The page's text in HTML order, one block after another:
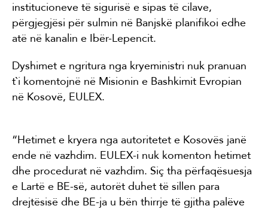
institucioneve të sigurisë e sipas të cilave,
përgjegjësi për sulmin në Banjskë planifikoi edhe
atë në kanalin e Ibër-Lepencit.
Dyshimet e ngritura nga kryeministri nuk pranuan
t`i komentojnë në Misionin e Bashkimit Evropian
në Kosovë, EULEX.
“Hetimet e kryera nga autoritetet e Kosovës janë
ende në vazhdim. EULEX-i nuk komenton hetimet
dhe procedurat në vazhdim. Siç tha përfaqësuesja
e Lartë e BE-së, autorët duhet të sillen para
drejtësisë dhe BE-ja u bën thirrje të gjitha palëve